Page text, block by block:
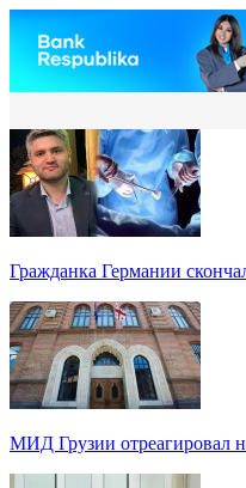
Гражданка Германии
МИД Грузии отреагировал